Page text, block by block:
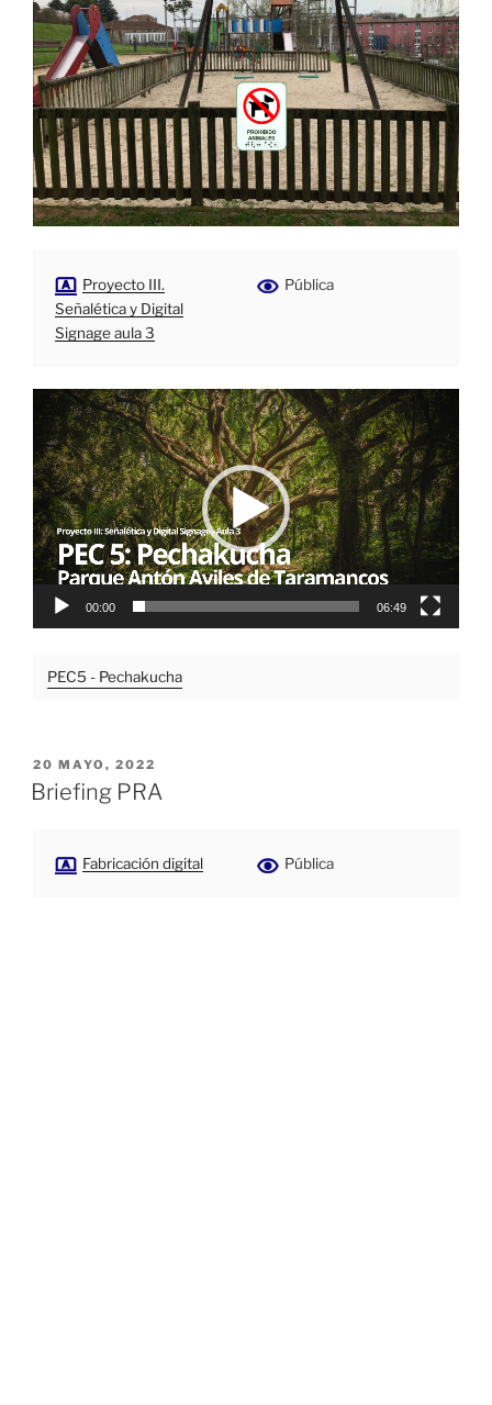
Proyecto III.
Señalética y Digital
Signage aula 3
Pública
Reproductor
vídeo
00:00 06:49
PEC5 - Pechakucha
PUBLICADO
EL
20 MAYO, 2022
Briefing PRA
Fabricación digital Pública